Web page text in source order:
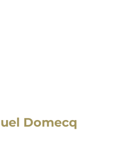
Domecq